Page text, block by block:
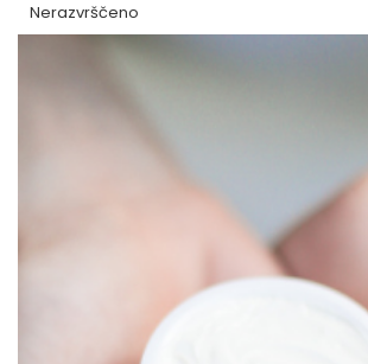
Nerazvrščeno